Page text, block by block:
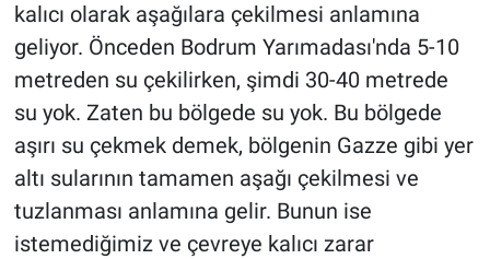
kalıcı olarak aşağılara çekilmesi anlamına
geliyor. Önceden Bodrum Yarımadası'nda 5-10
metreden su çekilirken, şimdi 30-40 metrede
su yok. Zaten bu bölgede su yok. Bu bölgede
aşırı su çekmek demek, bölgenin Gazze gibi yer
altı sularının tamamen aşağı çekilmesi ve
tuzlanması anlamına gelir. Bunun ise
istemediğimiz ve çevreye kalıcı zarar